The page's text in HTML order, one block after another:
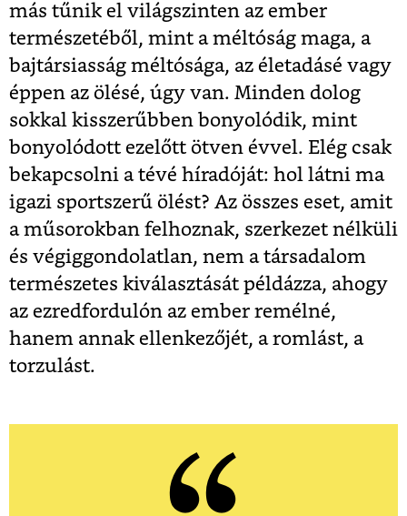
más tűnik el világszinten az ember
természetéből, mint a méltóság maga, a
bajtársiasság méltósága, az életadásé vagy
éppen az ölésé, úgy van. Minden dolog
sokkal kisszerűbben bonyolódik, mint
bonyolódott ezelőtt ötven évvel. Elég csak
bekapcsolni a tévé híradóját: hol látni ma
igazi sportszerű ölést? Az összes eset, amit
a műsorokban felhoznak, szerkezet nélküli
és végiggondolatlan, nem a társadalom
természetes kiválasztását példázza, ahogy
az ezredfordulón az ember remélné,
hanem annak ellenkezőjét, a romlást, a
torzulást.